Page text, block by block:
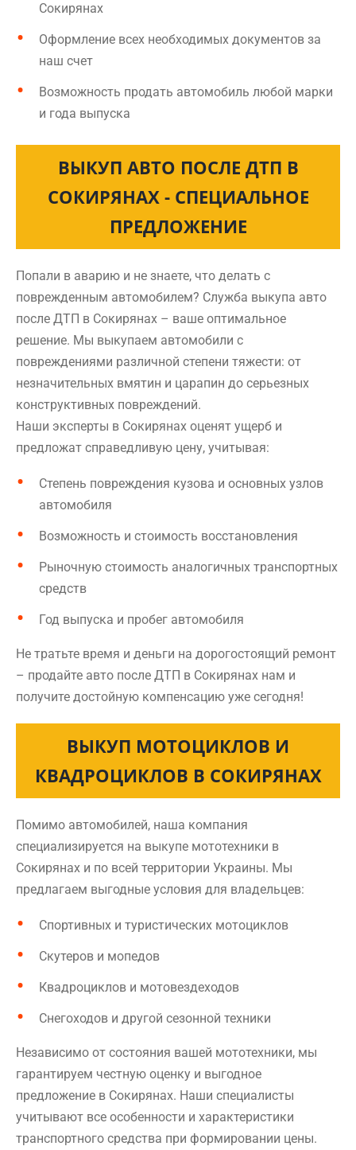
Сокирянах
Оформление всех необходимых документов за
наш счет
Возможность продать автомобиль любой марки
и года выпуска
ВЫКУП АВТО ПОСЛЕ ДТП В
СОКИРЯНАХ - СПЕЦИАЛЬНОЕ
ПРЕДЛОЖЕНИЕ
Попали в аварию и не знаете, что делать с
поврежденным автомобилем? Служба выкупа авто
после ДТП в Сокирянах – ваше оптимальное
решение. Мы выкупаем автомобили с
повреждениями различной степени тяжести: от
незначительных вмятин и царапин до серьезных
конструктивных повреждений.
Наши эксперты в Сокирянах оценят ущерб и
предложат справедливую цену, учитывая:
Степень повреждения кузова и основных узлов
автомобиля
Возможность и стоимость восстановления
Рыночную стоимость аналогичных транспортных
средств
Год выпуска и пробег автомобиля
Не тратьте время и деньги на дорогостоящий ремонт
– продайте авто после ДТП в Сокирянах нам и
получите достойную компенсацию уже сегодня!
ВЫКУП МОТОЦИКЛОВ И
КВАДРОЦИКЛОВ В СОКИРЯНАХ
Помимо автомобилей, наша компания
специализируется на выкупе мототехники в
Сокирянах и по всей территории Украины. Мы
предлагаем выгодные условия для владельцев:
Спортивных и туристических мотоциклов
Скутеров и мопедов
Квадроциклов и мотовездеходов
Снегоходов и другой сезонной техники
Независимо от состояния вашей мототехники, мы
гарантируем честную оценку и выгодное
предложение в Сокирянах. Наши специалисты
учитывают все особенности и характеристики
транспортного средства при формировании цены.